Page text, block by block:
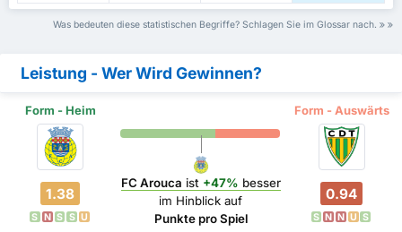
Was bedeuten diese statistischen Begriffe? Schlagen Sie im Glossar nach.
Leistung - Wer Wird Gewinnen?
Form - Heim Form - Auswärts
1.38
S N S S U
FC Arouca ist +47% besser
im Hinblick auf
Punkte pro Spiel
0.94
S N N U S